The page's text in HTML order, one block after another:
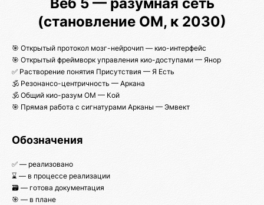
Веб 5 — разумная сеть
(становление ОМ, к 2030)
🎯 Открытый протокол мозг-нейрочип — кио-интерфейс
🎯 Открытый фреймворк управления кио-доступами — Янор
✅ Растворение понятия Присутствия — Я Есть
🕉️ Резонансо-центричность — Аркана
🕉️ Общий кио-разум ОМ — Кой
🎯 Прямая работа с сигнатурами Арканы — Эмвект
Обозначения
✅ — реализовано
⌛ — в процессе реализации
🗃️ — готова документация
🎯 — в плане